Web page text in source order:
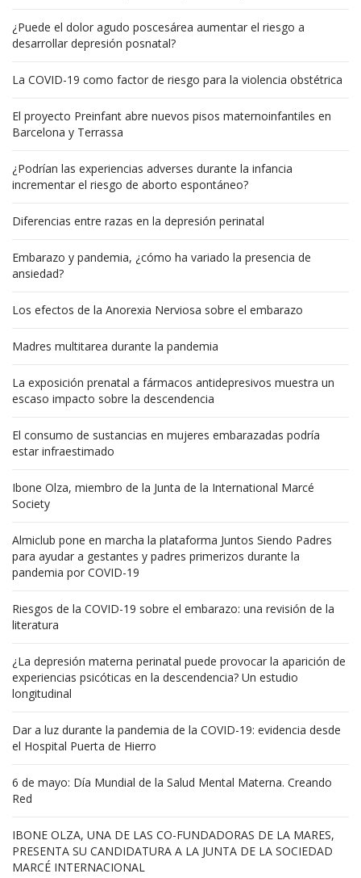
¿Puede el dolor agudo poscesárea aumentar el riesgo a
desarrollar depresión posnatal?
La COVID-19 como factor de riesgo para la violencia obstétrica
El proyecto Preinfant abre nuevos pisos maternoinfantiles en
Barcelona y Terrassa
¿Podrían las experiencias adverses durante la infancia
incrementar el riesgo de aborto espontáneo?
Diferencias entre razas en la depresión perinatal
Embarazo y pandemia, ¿cómo ha variado la presencia de
ansiedad?
Los efectos de la Anorexia Nerviosa sobre el embarazo
Madres multitarea durante la pandemia
La exposición prenatal a fármacos antidepresivos muestra un
escaso impacto sobre la descendencia
El consumo de sustancias en mujeres embarazadas podría
estar infraestimado
Ibone Olza, miembro de la Junta de la International Marcé
Society
Almiclub pone en marcha la plataforma Juntos Siendo Padres
para ayudar a gestantes y padres primerizos durante la
pandemia por COVID-19
Riesgos de la COVID-19 sobre el embarazo: una revisión de la
literatura
¿La depresión materna perinatal puede provocar la aparición de
experiencias psicóticas en la descendencia? Un estudio
longitudinal
Dar a luz durante la pandemia de la COVID-19: evidencia desde
el Hospital Puerta de Hierro
6 de mayo: Día Mundial de la Salud Mental Materna. Creando
Red
IBONE OLZA, UNA DE LAS CO-FUNDADORAS DE LA MARES,
PRESENTA SU CANDIDATURA A LA JUNTA DE LA SOCIEDAD
MARCÉ INTERNACIONAL